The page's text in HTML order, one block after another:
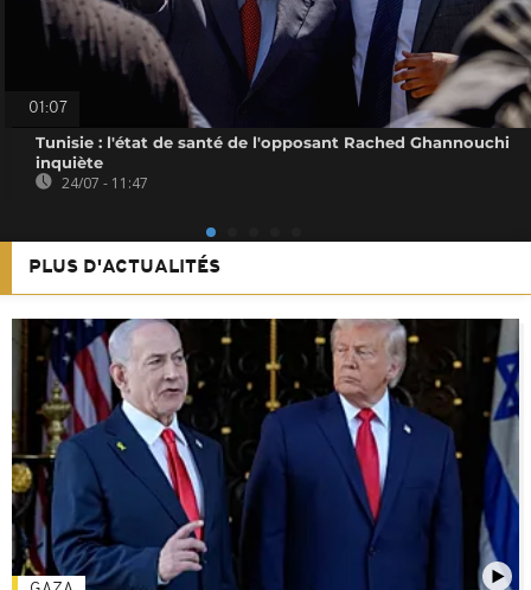
01:07
Tunisie : l'état de santé de l'opposant Rached Ghannouchi
inquiète
24/07 - 11:47
PLUS D'ACTUALITÉS